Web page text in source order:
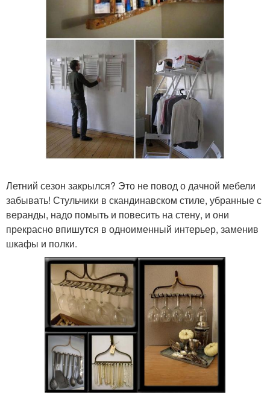
Летний сезон закрылся? Это не повод о дачной мебели
забывать! Стульчики в скандинавском стиле, убранные с
веранды, надо помыть и повесить на стену, и они
прекрасно впишутся в одноименный интерьер, заменив
шкафы и полки.